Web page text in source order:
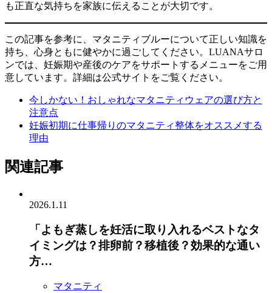
も正直な気持ちを家族に伝えることが大切です。
この記事を参考に、マタニティブルーについて正しい知識を
持ち、心身ともに健やかに過ごしてください。LUANAサロ
ンでは、妊娠期や産後のケアをサポートするメニューをご用
意しています。詳細は公式サイトをご覧ください。
今しかない！おしゃれなマタニティウェアの選び方と
注意点
妊娠初期に仕事帰りのマタニティ整体をオススメする
理由
関連記事
2026.1.11
「よもぎ蒸しを妊活に取り入れるベストなタ
イミングは？排卵前？移植後？効果的な通い
方…
マタニティ